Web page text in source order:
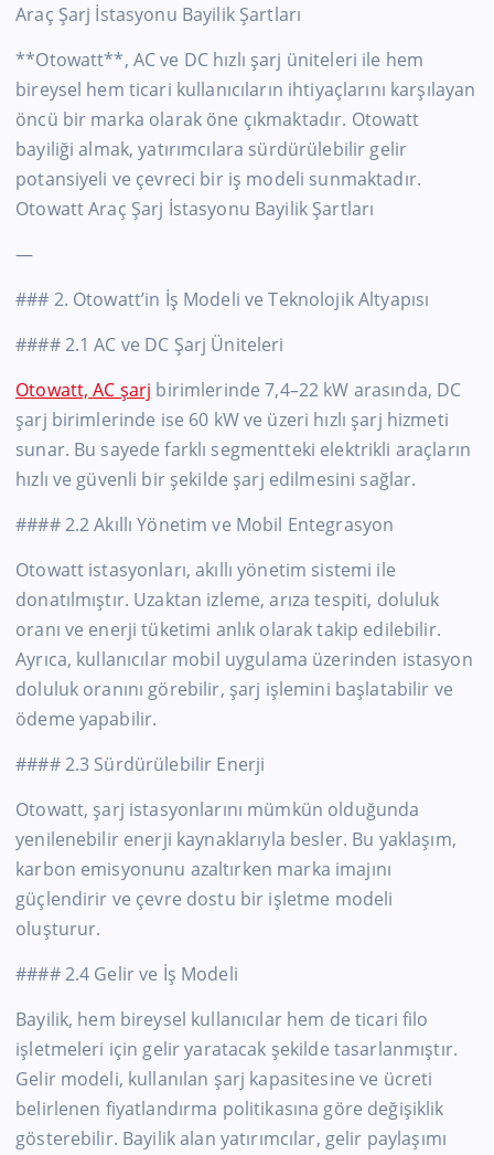
Araç Şarj İstasyonu Bayilik Şartları
**Otowatt**, AC ve DC hızlı şarj üniteleri ile hem
bireysel hem ticari kullanıcıların ihtiyaçlarını karşılayan
öncü bir marka olarak öne çıkmaktadır. Otowatt
bayiliği almak, yatırımcılara sürdürülebilir gelir
potansiyeli ve çevreci bir iş modeli sunmaktadır.
Otowatt Araç Şarj İstasyonu Bayilik Şartları
—
### 2. Otowatt’in İş Modeli ve Teknolojik Altyapısı
#### 2.1 AC ve DC Şarj Üniteleri
Otowatt, AC şarj birimlerinde 7,4–22 kW arasında, DC
şarj birimlerinde ise 60 kW ve üzeri hızlı şarj hizmeti
sunar. Bu sayede farklı segmentteki elektrikli araçların
hızlı ve güvenli bir şekilde şarj edilmesini sağlar.
#### 2.2 Akıllı Yönetim ve Mobil Entegrasyon
Otowatt istasyonları, akıllı yönetim sistemi ile
donatılmıştır. Uzaktan izleme, arıza tespiti, doluluk
oranı ve enerji tüketimi anlık olarak takip edilebilir.
Ayrıca, kullanıcılar mobil uygulama üzerinden istasyon
doluluk oranını görebilir, şarj işlemini başlatabilir ve
ödeme yapabilir.
#### 2.3 Sürdürülebilir Enerji
Otowatt, şarj istasyonlarını mümkün olduğunda
yenilenebilir enerji kaynaklarıyla besler. Bu yaklaşım,
karbon emisyonunu azaltırken marka imajını
güçlendirir ve çevre dostu bir işletme modeli
oluşturur.
#### 2.4 Gelir ve İş Modeli
Bayilik, hem bireysel kullanıcılar hem de ticari filo
işletmeleri için gelir yaratacak şekilde tasarlanmıştır.
Gelir modeli, kullanılan şarj kapasitesine ve ücreti
belirlenen fiyatlandırma politikasına göre değişiklik
gösterebilir. Bayilik alan yatırımcılar, gelir paylaşımı